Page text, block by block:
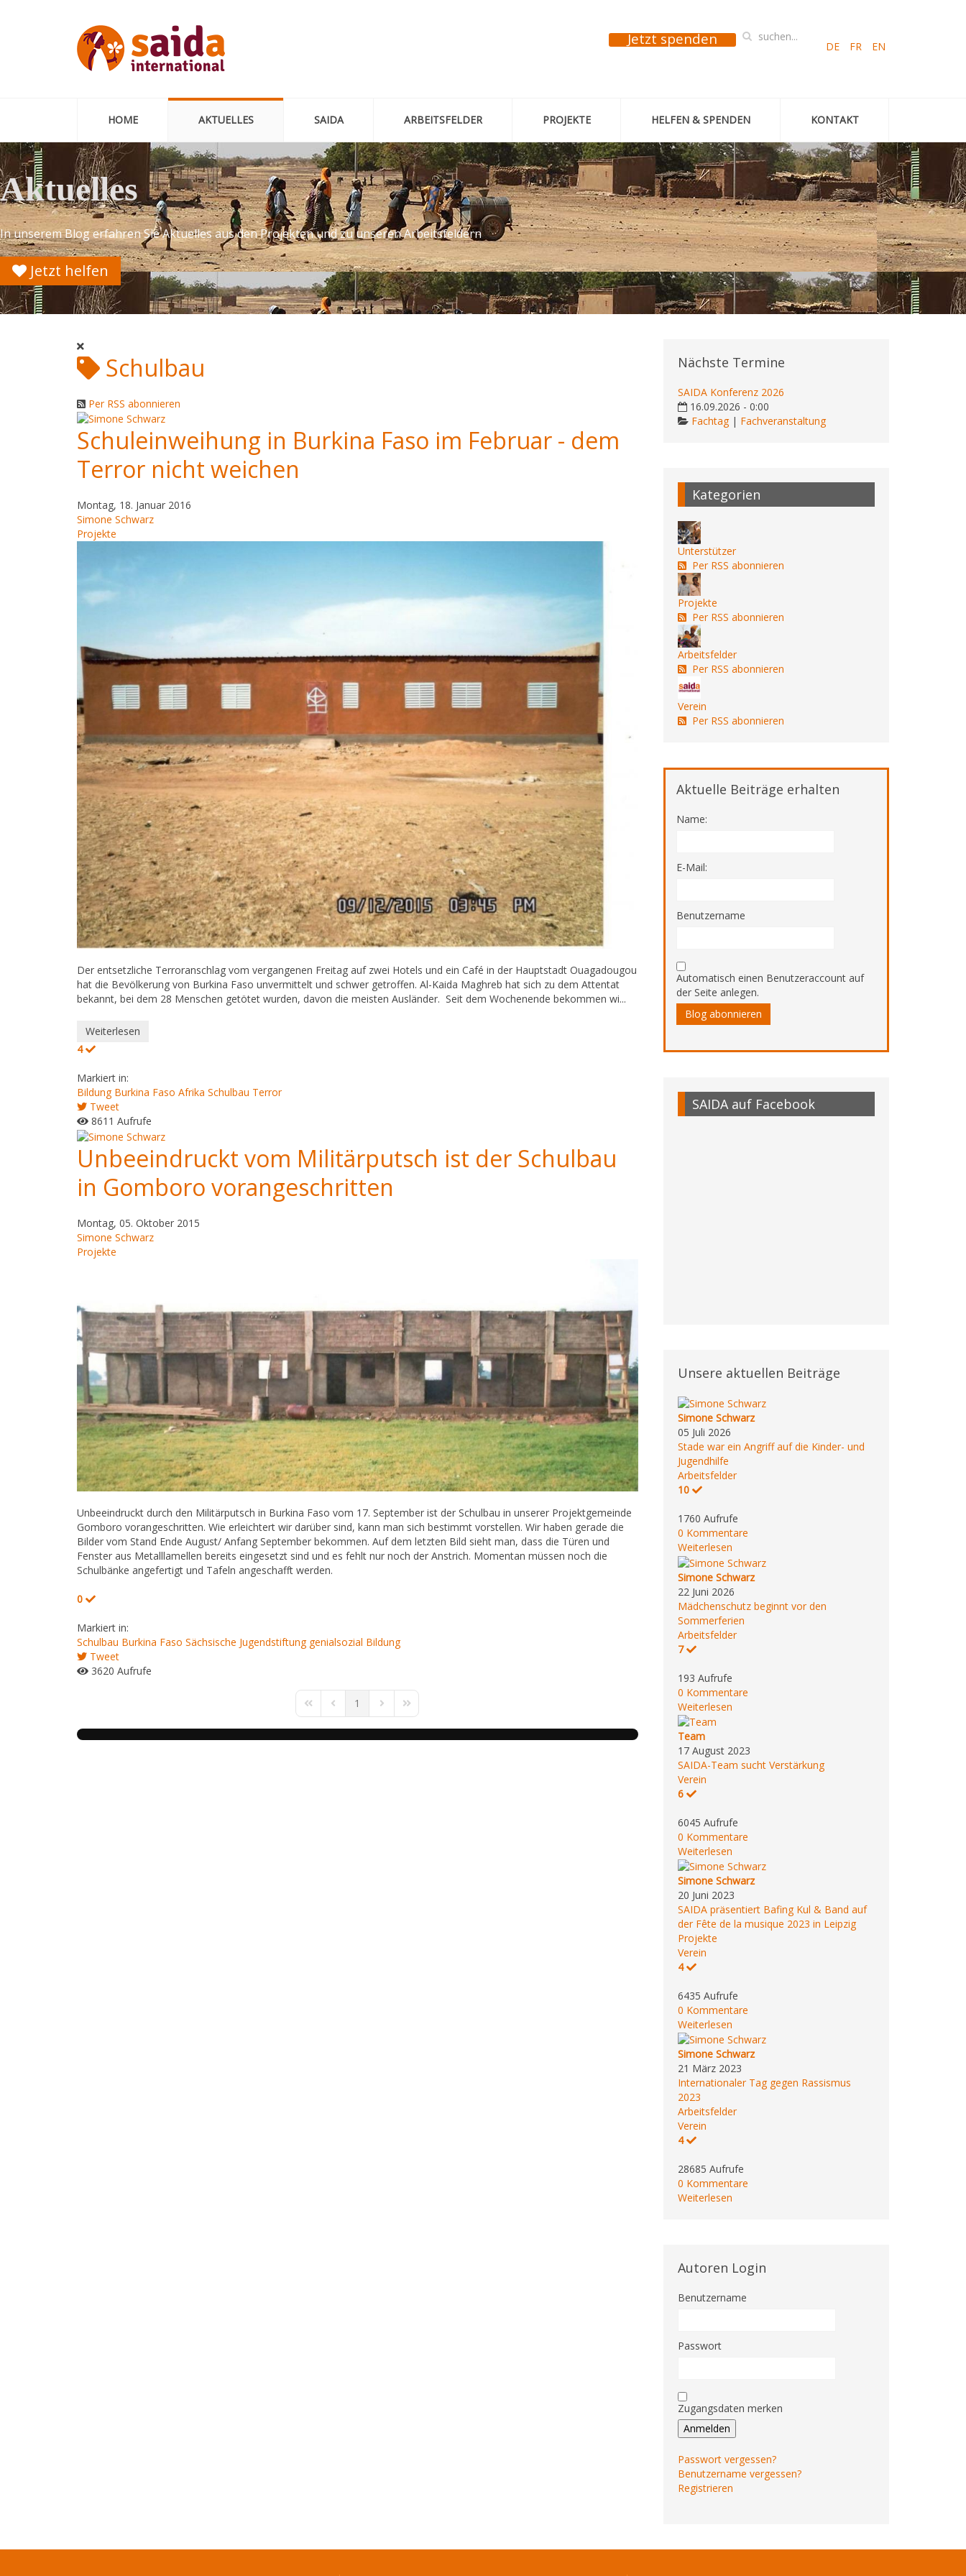
DE FR EN
Jetzt spenden
HOME AKTUELLES SAIDA ARBEITSFELDER PROJEKTE HELFEN & SPENDEN KONTAKT
Aktuelles
In unserem Blog erfahren Sie Aktuelles aus den Projekten und zu unseren Arbeitsfeldern
Jetzt helfen
Schulbau
Per RSS abonnieren
Schuleinweihung in Burkina Faso im Februar - dem
Terror nicht weichen
Montag, 18. Januar 2016
Simone Schwarz
Projekte
Der entsetzliche Terroranschlag vom vergangenen Freitag auf zwei Hotels und ein Café in der Hauptstadt Ouagadougou
hat die Bevölkerung von Burkina Faso unvermittelt und schwer getroffen. Al-Kaida Maghreb hat sich zu dem Attentat
bekannt, bei dem 28 Menschen getötet wurden, davon die meisten Ausländer. Seit dem Wochenende bekommen wi...
Weiterlesen
4
Markiert in:
Bildung Burkina Faso Afrika Schulbau Terror
Tweet
8611 Aufrufe
Unbeeindruckt vom Militärputsch ist der Schulbau
in Gomboro vorangeschritten
Montag, 05. Oktober 2015
Simone Schwarz
Projekte
Unbeeindruckt durch den Militärputsch in Burkina Faso vom 17. September ist der Schulbau in unserer Projektgemeinde
Gomboro vorangeschritten. Wie erleichtert wir darüber sind, kann man sich bestimmt vorstellen. Wir haben gerade die
Bilder vom Stand Ende August/ Anfang September bekommen. Auf dem letzten Bild sieht man, dass die Türen und
Fenster aus Metalllamellen bereits eingesetzt sind und es fehlt nur noch der Anstrich. Momentan müssen noch die
Schulbänke angefertigt und Tafeln angeschafft werden.
0
Markiert in:
Schulbau Burkina Faso Sächsische Jugendstiftung genialsozial Bildung
Tweet
3620 Aufrufe
First PagePrevious Page
1 Next PageLast Page
Nächste Termine
SAIDA Konferenz 2026
16.09.2026 - 0:00
Fachtag| Fachveranstaltung
Kategorien
Unterstützer
Per RSS abonnieren
Projekte
Per RSS abonnieren
Arbeitsfelder
Per RSS abonnieren
Verein
Per RSS abonnieren
Aktuelle Beiträge erhalten
Name:
E-Mail:
Benutzername
Automatisch einen Benutzeraccount auf
der Seite anlegen.
Blog abonnieren
SAIDA auf Facebook
Unsere aktuellen Beiträge
Simone Schwarz
05 Juli 2026
Stade war ein Angriff auf die Kinder- und
Jugendhilfe
Arbeitsfelder
10
1760 Aufrufe
0 Kommentare
Weiterlesen
Simone Schwarz
22 Juni 2026
Mädchenschutz beginnt vor den
Sommerferien
Arbeitsfelder
7
193 Aufrufe
0 Kommentare
Weiterlesen
Team
17 August 2023
SAIDA-Team sucht Verstärkung
Verein
6
6045 Aufrufe
0 Kommentare
Weiterlesen
Simone Schwarz
20 Juni 2023
SAIDA präsentiert Bafing Kul & Band auf
der Fête de la musique 2023 in Leipzig
Projekte
Verein
4
6435 Aufrufe
0 Kommentare
Weiterlesen
Simone Schwarz
21 März 2023
Internationaler Tag gegen Rassismus
2023
Arbeitsfelder
Verein
4
28685 Aufrufe
0 Kommentare
Weiterlesen
Autoren Login
Benutzername
Passwort
Zugangsdaten merken
Anmelden
Passwort vergessen?
Benutzername vergessen?
Registrieren